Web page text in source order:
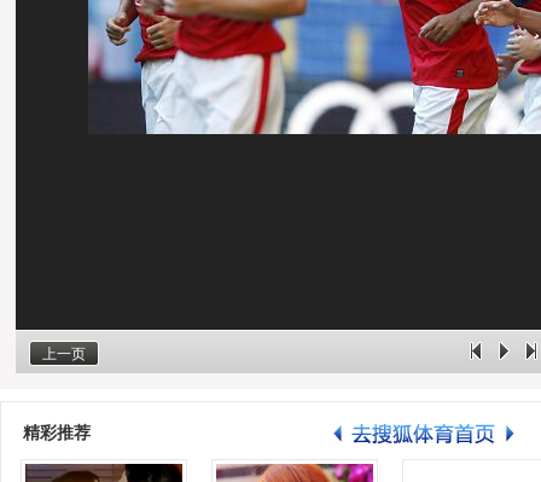
上一页
精彩推荐